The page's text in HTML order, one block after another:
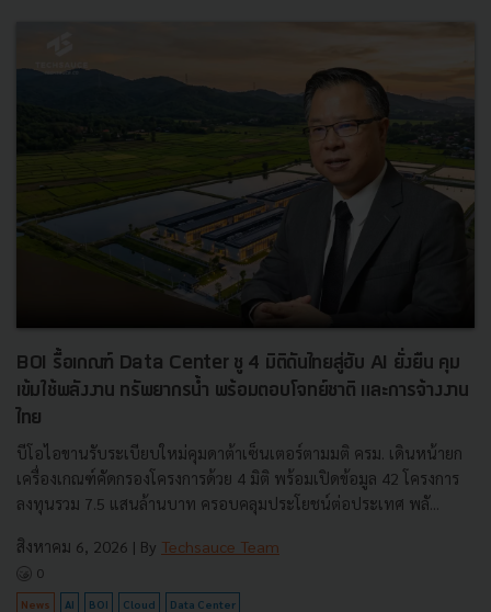
BOI รื้อเกณฑ์ Data Center ชู 4 มิติดันไทยสู่ฮับ AI ยั่งยืน คุม
เข้มใช้พลังงาน ทรัพยากรน้ำ พร้อมตอบโจทย์ชาติ และการจ้างงาน
ไทย
บีโอไอขานรับระเบียบใหม่คุมดาต้าเซ็นเตอร์ตามมติ ครม. เดินหน้ายก
เครื่องเกณฑ์คัดกรองโครงการด้วย 4 มิติ พร้อมเปิดข้อมูล 42 โครงการ
ลงทุนรวม 7.5 แสนล้านบาท ครอบคลุมประโยชน์ต่อประเทศ พลั...
สิงหาคม 6, 2026 | By Techsauce Team
0
News AI BOI Cloud Data Center